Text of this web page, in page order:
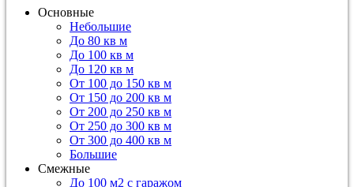
Основные
Небольшие
До 80 кв м
До 100 кв м
До 120 кв м
От 100 до 150 кв м
От 150 до 200 кв м
От 200 до 250 кв м
От 250 до 300 кв м
От 300 до 400 кв м
Большие
Смежные
До 100 м2 с гаражом